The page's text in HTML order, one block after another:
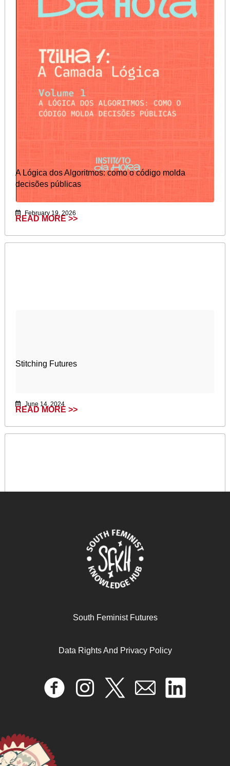
A Lógica dos Algoritmos: como o código molda
decisões públicas
February 19, 2026
READ MORE >>
Stitching Futures
June 14, 2024
READ MORE >>
The First UN World Conference on Women (1975)as a
Cold War Encounter: Recovering Anti-Imperialist,Non-
Aligned and Socialist Genealogies
South Feminist Futures
Data Rights And Privacy Policy